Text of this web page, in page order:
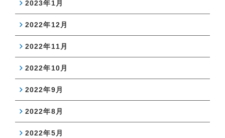
2023年1月
2022年12月
2022年11月
2022年10月
2022年9月
2022年8月
2022年5月